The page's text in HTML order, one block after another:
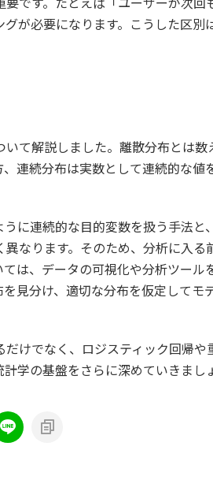
が必要になります。こうした区別
て解説しました。離散分布とは
連続分布は実数として連続的な値
に連続的な目的変数を扱う手法と
なります。そのため、分析に入る
は、データの可視化や分析ツール
見分け、適切な分布を仮定してモ
けでなく、ロジスティック回帰や
計学の基盤をさらに深めていきまし